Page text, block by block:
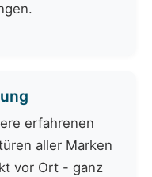
erfahrenen
aller Marken
vor Ort - ganz